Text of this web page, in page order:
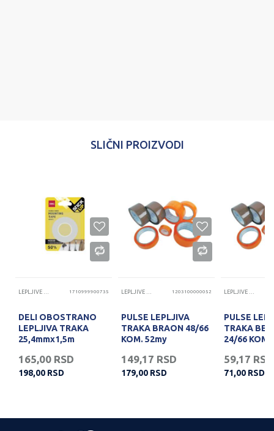
SLIČNI PROIZVODI
LEPLJIVE TRAKE 1710999900735
DELI OBOSTRANO
LEPLJIVA TRAKA
25,4mmx1,5m
165,00 RSD
198,00 RSD
LEPLJIVE TRAKE 1203100000052
PULSE LEPLJIVA
TRAKA BRAON 48/66
KOM. 52my
149,17 RSD
179,00 RSD
LEPLJIVE TRAKE
PULSE
TRAKA
24/66 KOM.
59,17 RSD
71,00 RSD